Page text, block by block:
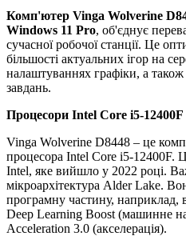
Комп'ютер Vinga Wolverine
Windows 11 Pro, об'єднує
сучасної робочої станції. Це
більшості актуальних ігор на
налаштуваннях графіки, а
завдань.
Процесори Intel Core i5-12400F
Vinga Wolverine D8448 – це
процесора Intel Core i5-12400F.
Intel, яке вийшло у 2022 році.
мікроархітектура Alder Lake.
програмну частину, наприклад,
Deep Learning Boost (машинне
Acceleration 3.0 (акселерація).